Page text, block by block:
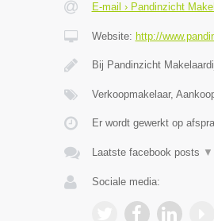
E-mail › Pandinzicht
Website: http://
Bij Pandinzicht
Verkoopmakelaar,
Er wordt gewerkt op
Laatste facebook posts ▼
Sociale media: